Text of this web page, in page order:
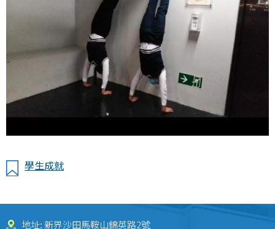
學生成就
地址: 新界沙田馬鞍山錦英路2號